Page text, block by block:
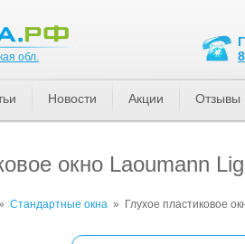
окно Laoumann
Стандартные окна » Глухое пластиковое
обл.
Новости Акции Отзывы